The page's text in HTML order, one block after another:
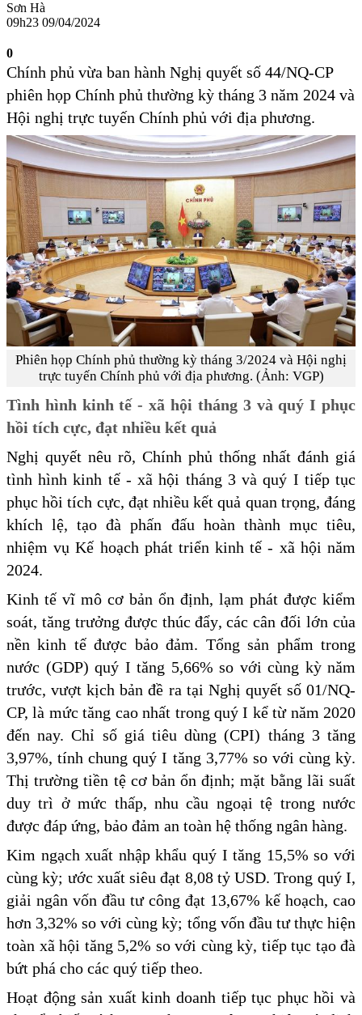
Sơn Hà
09h23 09/04/2024
0
Chính phủ vừa ban hành Nghị quyết số 44/NQ-CP
phiên họp Chính phủ thường kỳ tháng 3 năm 2024 và
Hội nghị trực tuyến Chính phủ với địa phương.
Phiên họp Chính phủ thường kỳ tháng 3/2024 và Hội nghị
trực tuyến Chính phủ với địa phương. (Ảnh: VGP)
Tình hình kinh tế - xã hội tháng 3 và quý I phục
hồi tích cực, đạt nhiều kết quả
Nghị quyết nêu rõ, Chính phủ thống nhất đánh giá
tình hình kinh tế - xã hội tháng 3 và quý I tiếp tục
phục hồi tích cực, đạt nhiều kết quả quan trọng, đáng
khích lệ, tạo đà phấn đấu hoàn thành mục tiêu,
nhiệm vụ Kế hoạch phát triển kinh tế - xã hội năm
2024.
Kinh tế vĩ mô cơ bản ổn định, lạm phát được kiểm
soát, tăng trưởng được thúc đẩy, các cân đối lớn của
nền kinh tế được bảo đảm. Tổng sản phẩm trong
nước (GDP) quý I tăng 5,66% so với cùng kỳ năm
trước, vượt kịch bản đề ra tại Nghị quyết số 01/NQ-
CP, là mức tăng cao nhất trong quý I kể từ năm 2020
đến nay. Chỉ số giá tiêu dùng (CPI) tháng 3 tăng
3,97%, tính chung quý I tăng 3,77% so với cùng kỳ.
Thị trường tiền tệ cơ bản ổn định; mặt bằng lãi suất
duy trì ở mức thấp, nhu cầu ngoại tệ trong nước
được đáp ứng, bảo đảm an toàn hệ thống ngân hàng.
Kim ngạch xuất nhập khẩu quý I tăng 15,5% so với
cùng kỳ; ước xuất siêu đạt 8,08 tỷ USD. Trong quý I,
giải ngân vốn đầu tư công đạt 13,67% kế hoạch, cao
hơn 3,32% so với cùng kỳ; tổng vốn đầu tư thực hiện
toàn xã hội tăng 5,2% so với cùng kỳ, tiếp tục tạo đà
bứt phá cho các quý tiếp theo.
Hoạt động sản xuất kinh doanh tiếp tục phục hồi và